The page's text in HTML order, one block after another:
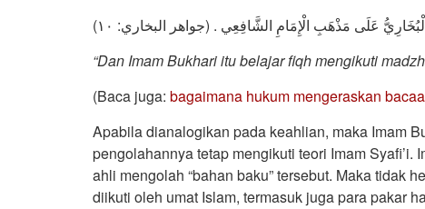
عَلَى مَذْهَبِ الْإِمَامِ الشَّافِعِي . (جواهر البخاري: ١٠)
“Dan Imam Bukhari itu belajar fiqh mengikuti
(Baca juga: bagaimana hukum mengeraskan
Apabila dianalogikan pada keahlian, maka Imam
pengolahannya tetap mengikuti teori Imam Syafi’i.
ahli mengolah “bahan baku” tersebut. Maka tidak
diikuti oleh umat Islam, termasuk juga para pakar